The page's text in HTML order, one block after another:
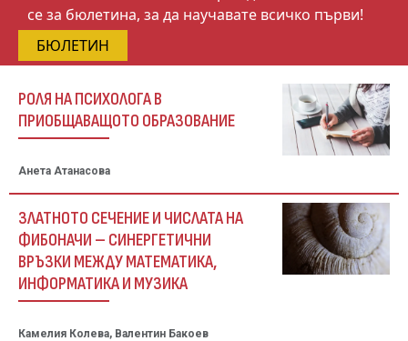
се за бюлетина, за да научавате всичко първи!
БЮЛЕТИН
РОЛЯ НА ПСИХОЛОГА В
ПРИОБЩАВАЩОТО ОБРАЗОВАНИЕ
Анета Атанасова
ЗЛАТНОТО СЕЧЕНИЕ И ЧИСЛАТА НА
ФИБОНАЧИ – СИНЕРГЕТИЧНИ
ВРЪЗКИ МЕЖДУ МАТЕМАТИКА,
ИНФОРМАТИКА И МУЗИКА
Камелия Колева, Валентин Бакоев